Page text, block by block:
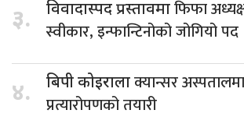
३. विवादास्पद प्रस्तावमाफिफा
स्वीकार, इन्फान्टिनोको जोगियो पद
४. बिपी कोइरालाक्यान्सर अस्पतालमा
प्रत्यारोपणको तयारी